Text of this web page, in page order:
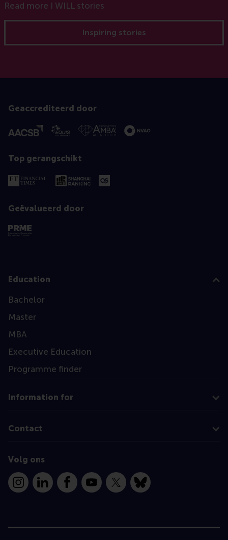
Read more I WILL stories
Inspiring stories
Geaccrediteerd door
Top gerangschikt
Geëvalueerd door
Education
Bachelor
Master
MBA
Executive Education
Programme finder
Information for
Contact
Volg ons
InstagramLinkedInFacebookYouTube
X Bluesky